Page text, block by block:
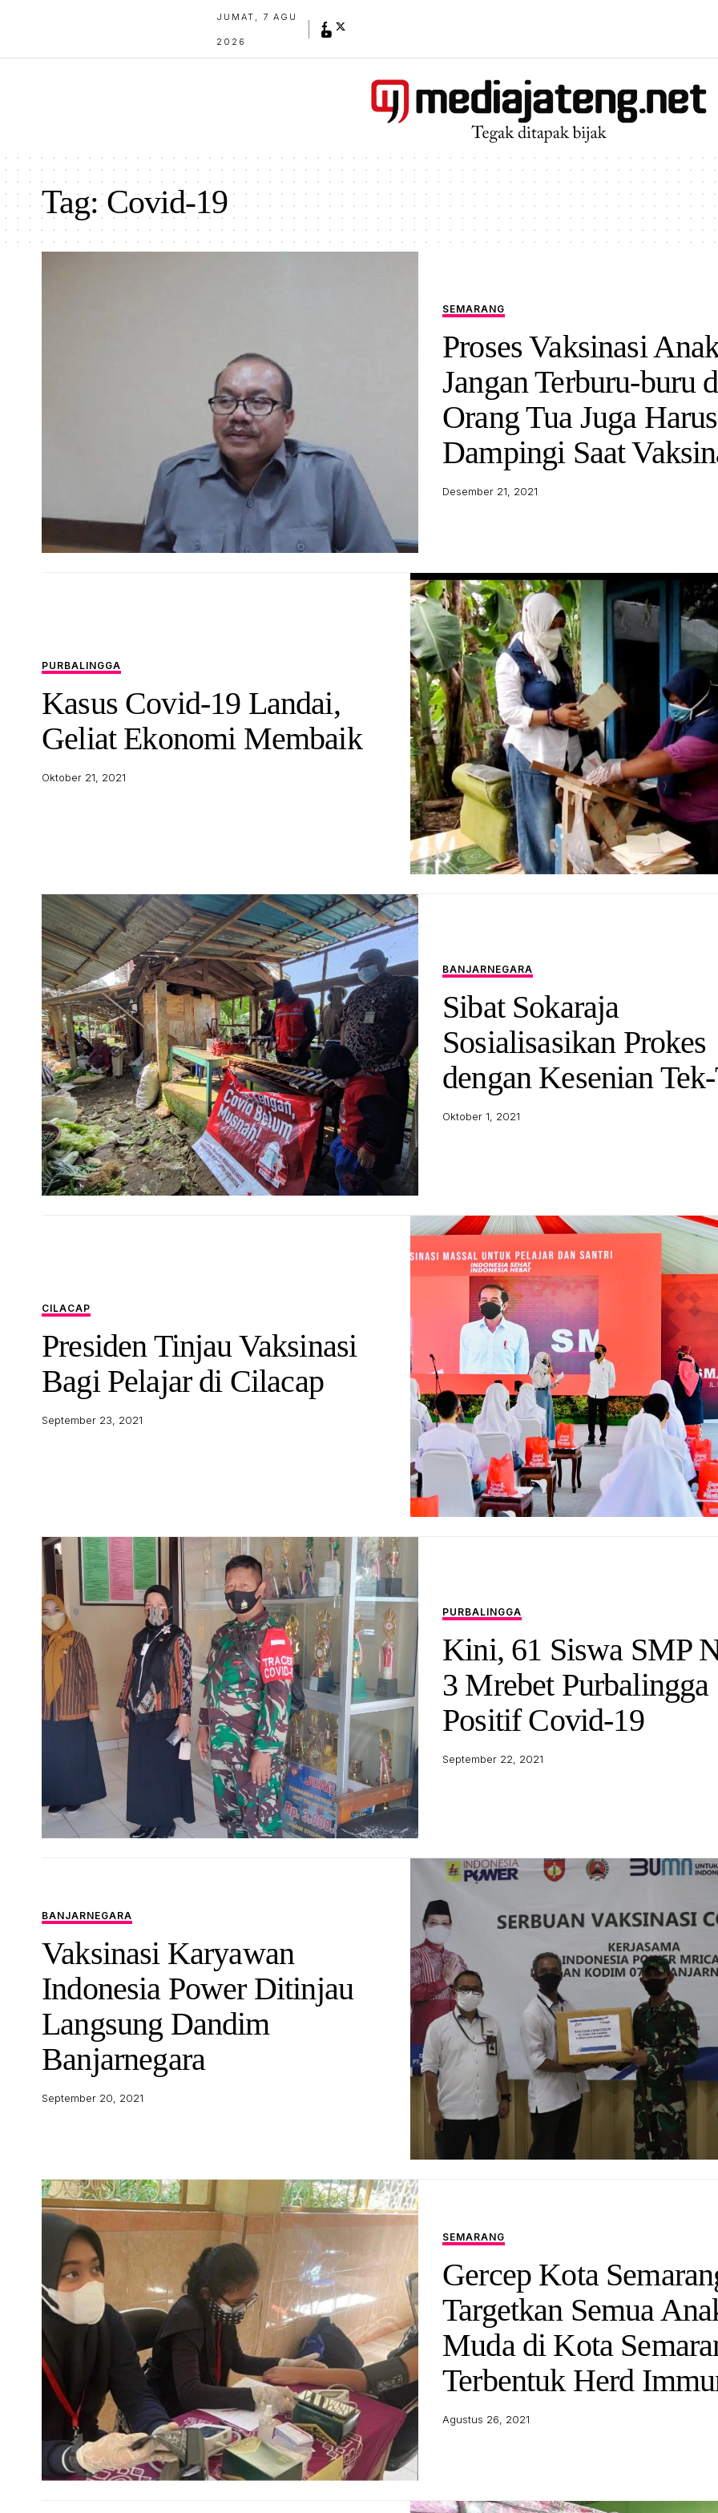
JUMAT, 7 AGU
2026
Tag:Covid-19
SEMARANG
Proses Vaksinasi
Jangan Terburu-buru
Orang Tua Juga Harus
Dampingi Saat
Desember 21, 2021
PURBALINGGA
Kasus Covid-19 Landai,
Geliat Ekonomi Membaik
Oktober 21, 2021
BANJARNEGARA
Sibat Sokaraja
Sosialisasikan Prokes
dengan Kesenian
Oktober 1, 2021
CILACAP
Presiden Tinjau Vaksinasi
Bagi Pelajar di Cilacap
September 23, 2021
PURBALINGGA
Kini, 61 Siswa SMP
3 Mrebet Purbalingga
Positif Covid-19
September 22, 2021
BANJARNEGARA
Vaksinasi Karyawan
Indonesia Power Ditinjau
Langsung Dandim
Banjarnegara
September 20, 2021
SEMARANG
Gercep Kota
Targetkan Semua
Muda di Kota
Terbentuk Herd
Agustus 26, 2021